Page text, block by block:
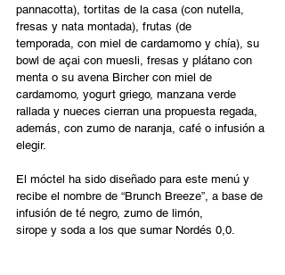
pannacotta), tortitas de la casa (con nutella,
fresas y nata montada), frutas (de
temporada, con miel de cardamomo y chía), su
bowl de açai con muesli, fresas y plátano con
menta o su avena Bircher con miel de
cardamomo, yogurt griego, manzana verde
rallada y nueces cierran una propuesta regada,
además, con zumo de naranja, café o infusión a
elegir.
El móctel ha sido diseñado para este menú y
recibe el nombre de “Brunch Breeze”, a base de
infusión de té negro, zumo de limón,
sirope y soda a los que sumar Nordés 0,0.